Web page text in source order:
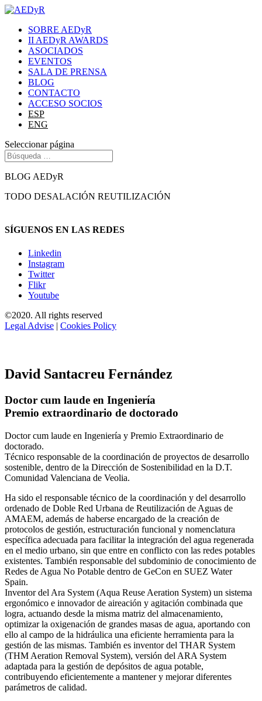
SOBRE AEDyR
II AEDyR AWARDS
ASOCIADOS
EVENTOS
SALA DE PRENSA
BLOG
CONTACTO
ACCESO SOCIOS
ESP
ENG
Seleccionar página
BLOG AEDyR
TODO DESALACIÓN REUTILIZACIÓN
SÍGUENOS EN LAS REDES
Linkedin
Instagram
Twitter
Flikr
Youtube
©2020. All rights reserved
Legal Advise | Cookies Policy
David Santacreu Fernández
Doctor cum laude en Ingeniería
Premio extraordinario de doctorado
Doctor cum laude en Ingeniería y Premio Extraordinario de
doctorado.
Técnico responsable de la coordinación de proyectos de desarrollo
sostenible, dentro de la Dirección de Sostenibilidad en la D.T.
Comunidad Valenciana de Veolia.
Ha sido el responsable técnico de la coordinación y del desarrollo
ordenado de Doble Red Urbana de Reutilización de Aguas de
AMAEM, además de haberse encargado de la creación de
protocolos de gestión, estructuración funcional y nomenclatura
específica adecuada para facilitar la integración del agua regenerada
en el medio urbano, sin que entre en conflicto con las redes potables
existentes. También responsable del subdominio de conocimiento de
Redes de Agua No Potable dentro de GeCon en SUEZ Water
Spain.
Inventor del Ara System (Aqua Reuse Aeration System) un sistema
ergonómico e innovador de aireación y agitación combinada que
logra, actuando desde la misma matriz del almacenamiento,
optimizar la oxigenación de grandes masas de agua, aportando con
ello al campo de la hidráulica una eficiente herramienta para la
gestión de las mismas. También es inventor del THAR System
(THM Aeration Removal System), versión del ARA System
adaptada para la gestión de depósitos de agua potable,
contribuyendo eficientemente a mantener y mejorar diferentes
parámetros de calidad.